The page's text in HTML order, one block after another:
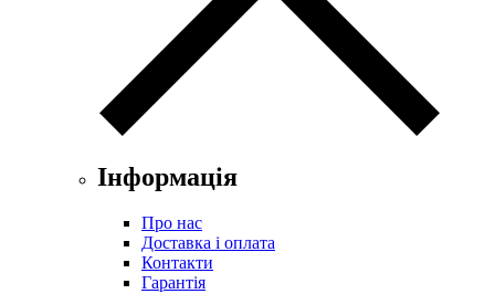
Інформація
Про нас
Доставка і оплата
Контакти
Гарантія